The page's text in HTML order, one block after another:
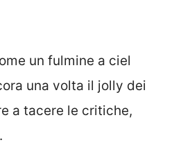
un fulmine a ciel
una volta il jolly dei
a tacere le critiche,